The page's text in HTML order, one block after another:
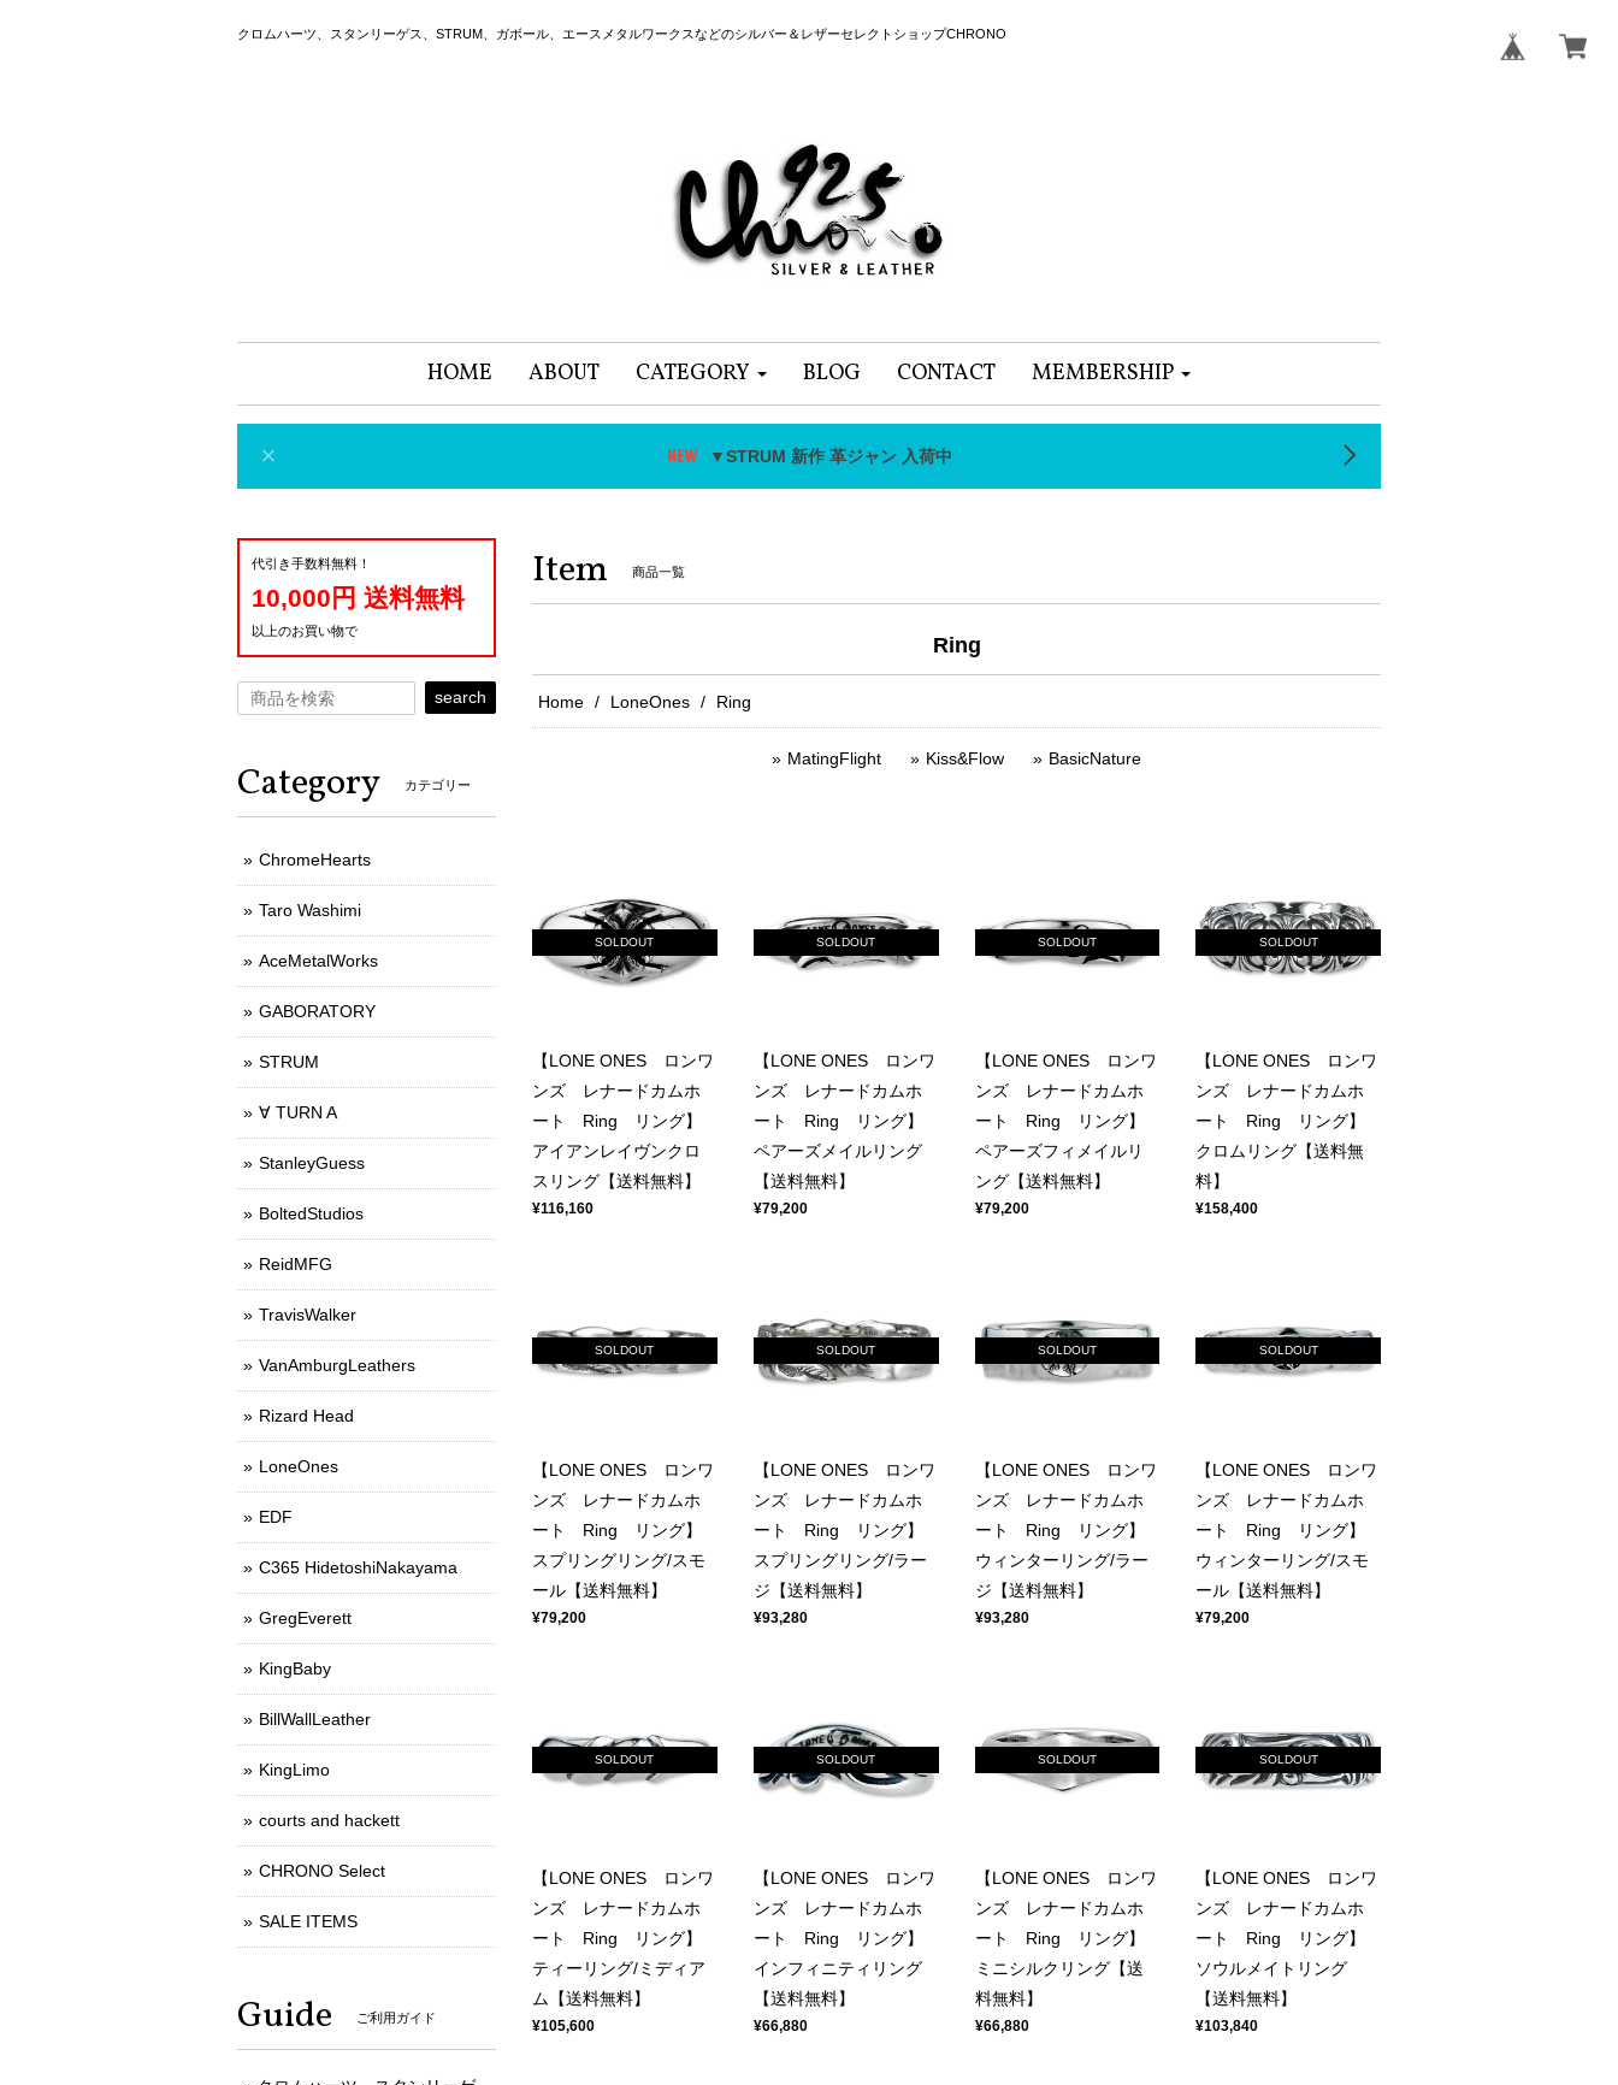
クロムハーツ、スタンリーゲス、STRUM、ガボール、エースメタルワークスなどのシルバー＆レザーセレクトショップCHRONO
HOME ABOUT CATEGORY BLOG CONTACT MEMBERSHIP
▼STRUM 新作 革ジャン 入荷中
Item 商品一覧
Ring
Home LoneOnes Ring
MatingFlight Kiss&Flow BasicNature
SOLDOUT
【LONE ONES ロンワ
ンズ レナードカムホ
ート Ring リング】
アイアンレイヴンクロ
スリング【送料無料】
¥116,160
SOLDOUT
【LONE ONES ロンワ
ンズ レナードカムホ
ート Ring リング】
ペアーズメイルリング
【送料無料】
¥79,200
SOLDOUT
【LONE ONES ロンワ
ンズ レナードカムホ
ート Ring リング】
ペアーズフィメイルリ
ング【送料無料】
¥79,200
SOLDOUT
【LONE ONES ロンワ
ンズ レナードカムホ
ート Ring リング】
クロムリング【送料無
料】
¥158,400
SOLDOUT
【LONE ONES ロンワ
ンズ レナードカムホ
ート Ring リング】
スプリングリング/スモ
ール【送料無料】
¥79,200
SOLDOUT
【LONE ONES ロンワ
ンズ レナードカムホ
ート Ring リング】
スプリングリング/ラー
ジ【送料無料】
¥93,280
SOLDOUT
【LONE ONES ロンワ
ンズ レナードカムホ
ート Ring リング】
ウィンターリング/ラー
ジ【送料無料】
¥93,280
SOLDOUT
【LONE ONES ロンワ
ンズ レナードカムホ
ート Ring リング】
ウィンターリング/スモ
ール【送料無料】
¥79,200
SOLDOUT
【LONE ONES ロンワ
ンズ レナードカムホ
ート Ring リング】
ティーリング/ミディア
ム【送料無料】
¥105,600
SOLDOUT
【LONE ONES ロンワ
ンズ レナードカムホ
ート Ring リング】
インフィニティリング
【送料無料】
¥66,880
SOLDOUT
【LONE ONES ロンワ
ンズ レナードカムホ
ート Ring リング】
ミニシルクリング【送
料無料】
¥66,880
SOLDOUT
【LONE ONES ロンワ
ンズ レナードカムホ
ート Ring リング】
ソウルメイトリング
【送料無料】
¥103,840
代引き手数料無料！
10,000円 送料無料
以上のお買い物で
search
Category カテゴリー
ChromeHearts
Taro Washimi
AceMetalWorks
GABORATORY
STRUM
∀ TURN A
StanleyGuess
BoltedStudios
ReidMFG
TravisWalker
VanAmburgLeathers
Rizard Head
LoneOnes
EDF
C365 HidetoshiNakayama
GregEverett
KingBaby
BillWallLeather
KingLimo
courts and hackett
CHRONO Select
SALE ITEMS
Guide ご利用ガイド